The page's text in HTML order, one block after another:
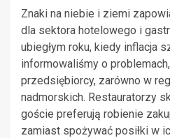
Znaki na niebie i ziemi
dla sektora hotelowego i
ubiegłym roku, kiedy inflacja
informowaliśmy o
przedsiębiorcy, zarówno w
nadmorskich. Restauratorzy
goście preferują robienie
zamiast spożywać posiłki w